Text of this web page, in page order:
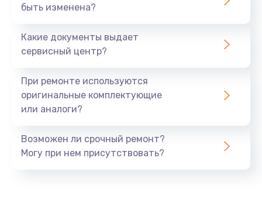
быть изменена?
Какие документы выдает
сервисный центр?
При ремонте используются
оригинальные комплектующие
или аналоги?
Возможен ли срочный ремонт?
Могу при нем присутствовать?